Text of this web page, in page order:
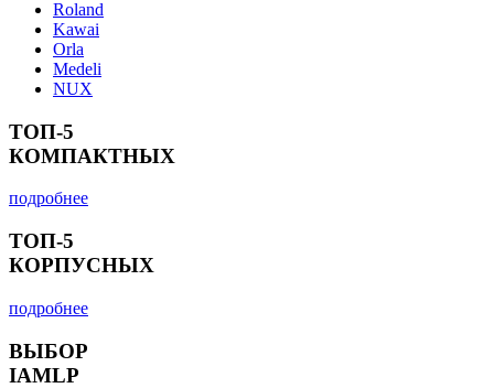
Roland
Kawai
Orla
Medeli
NUX
ТОП-5
КОМПАКТНЫХ
подробнее
ТОП-5
КОРПУСНЫХ
подробнее
ВЫБОР
IAMLP